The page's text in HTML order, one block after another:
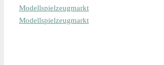
Modellspielzeugmarkt
Modellspielzeugmarkt